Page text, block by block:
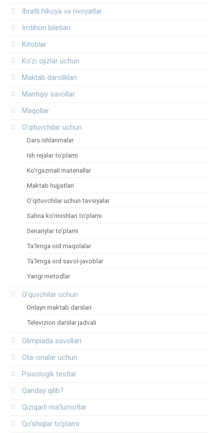
Ibratli hikoya va rivoyatlar
Imtihon biletlari
Kitoblar
Ko‘zi ojizlar uchun
Maktab darsliklari
Mantiqiy savollar
Maqollar
O‘qituvchilar uchun
Dars ishlanmalar
Ish rejalar to‘plami
Ko‘rgazmali materiallar
Maktab hujjatlari
O‘qituvchilar uchun tavsiyalar
Sahna ko‘rinishlari to‘plami
Senariylar to‘plami
Ta’limga oid maqolalar
Ta’limga oid savol-javoblar
Yangi metodlar
O‘quvchilar uchun
Onlayn maktab darslari
Televizion darslar jadvali
Olimpiada savollari
Ota-onalar uchun
Psixologik testlar
Qanday qilib?
Qiziqarli ma’lumotlar
Qo‘shiqlar to‘plami